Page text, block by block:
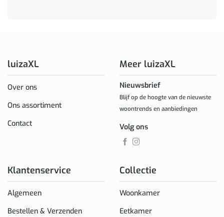
luizaXL
Over ons
Ons assortiment
Contact
Klantenservice
Algemeen
Bestellen & Verzenden
Collectie
Woonkamer
Eetkamer
Meer luizaXL
Nieuwsbrief
Blijf op de hoogte van de nieuwste
woontrends en aanbiedingen
Volg ons